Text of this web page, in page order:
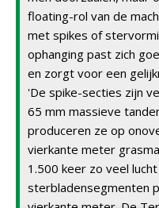
floating-rol van de
met spikes of
ophanging past zich
en zorgt voor een
'De spike-secties zijn
65 mm massieve
produceren ze op
vierkante meter
1.500 keer zo veel
sterbladensegmenten